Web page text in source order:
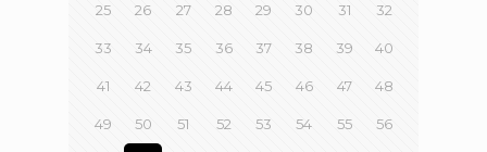
25 26 27 28 29 30 31 32
33 34 35 36 37 38 39 40
41 42 43 44 45 46 47 48
49 50 51 52 53 54 55 56